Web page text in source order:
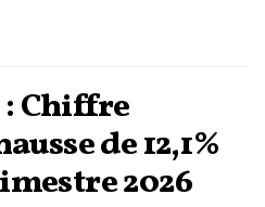
Chiffre
de 12,1%
2026